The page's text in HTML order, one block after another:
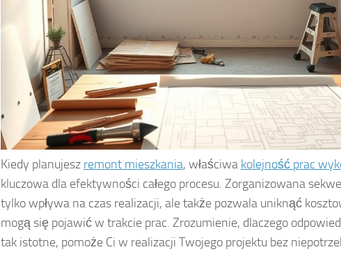
Kiedy planujesz remont mieszkania, właściwa kolejność prac
kluczowa dla efektywności całego procesu. Zorganizowana
tylko wpływa na czas realizacji, ale także pozwala uniknąć
mogą się pojawić w trakcie prac. Zrozumienie, dlaczego
tak istotne, pomoże Ci w realizacji Twojego projektu bez